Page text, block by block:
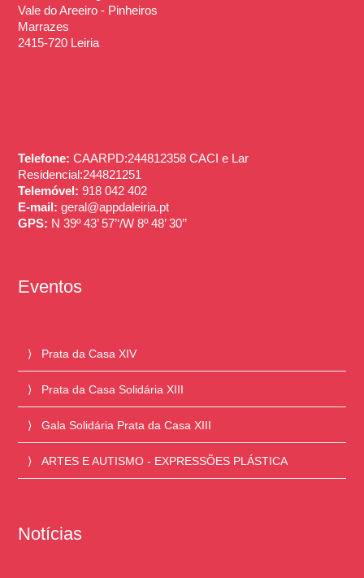
Vale do Areeiro - Pinheiros
Marrazes
2415-720 Leiria
Telefone: CAARPD:244812358 CACI e Lar
Residencial:244821251
Telemóvel: 918 042 402
E-mail: geral@appdaleiria.pt
GPS: N 39º 43’ 57’‘/W 8º 48’ 30’’
Eventos
Prata da Casa XIV
Prata da Casa Solidária XIII
Gala Solidária Prata da Casa XIII
ARTES E AUTISMO - EXPRESSÕES PLÁSTICA
Notícias